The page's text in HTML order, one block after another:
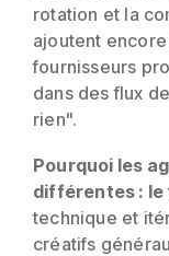
rotation et la
ajoutent
fournisseurs
dans des flux
rien".
Pourquoi les
différentes : le
technique et
créatifs